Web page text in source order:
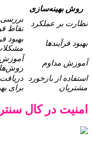
روش بهینه‌سازی
نظارت بر عملکرد
نقاط
بهبود فرآیندها
بهبود
آموزش مداوم
آموزش
روش‌ها
استفاده از بازخورد
مشتریان
برای
امنیت در کال